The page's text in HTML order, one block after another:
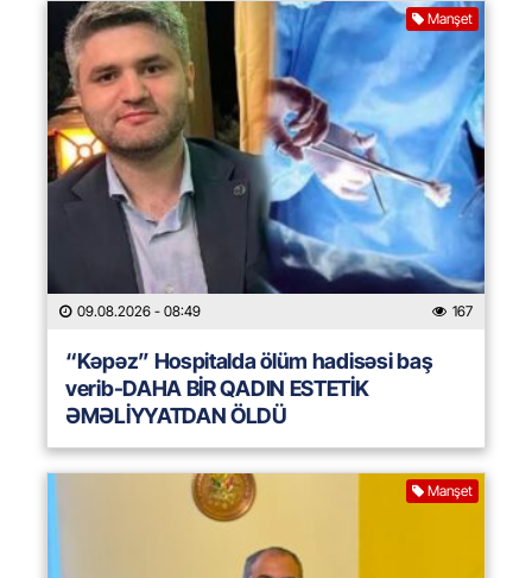
Manşet
09.08.2026 - 08:49 167
“Kəpəz” Hospitalda ölüm hadisəsi baş
verib-DAHA BİR QADIN ESTETİK
ƏMƏLİYYATDAN ÖLDÜ
Manşet